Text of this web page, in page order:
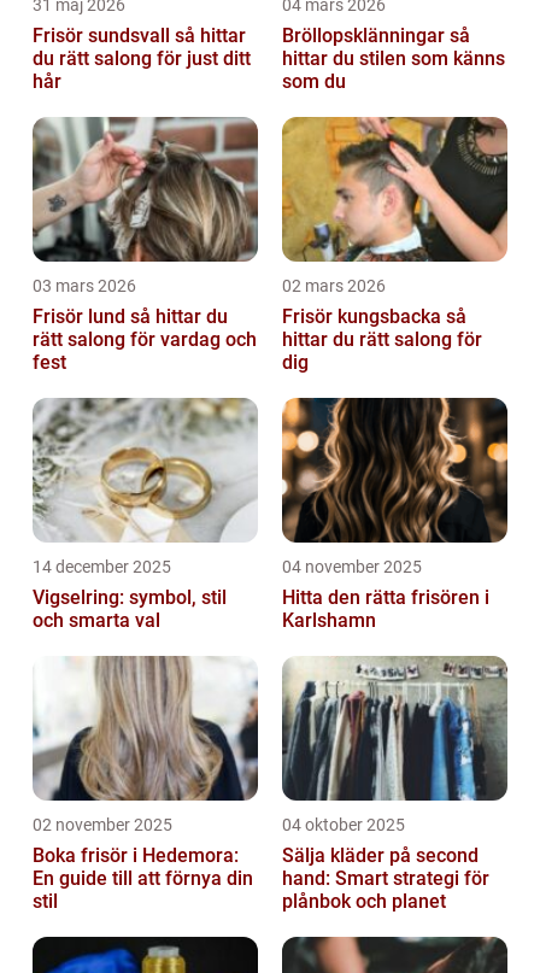
31 maj 2026
Frisör sundsvall så hittar
du rätt salong för just ditt
hår
04 mars 2026
Bröllopsklänningar så
hittar du stilen som känns
som du
03 mars 2026
Frisör lund så hittar du
rätt salong för vardag och
fest
02 mars 2026
Frisör kungsbacka så
hittar du rätt salong för
dig
14 december 2025
Vigselring: symbol, stil
och smarta val
04 november 2025
Hitta den rätta frisören i
Karlshamn
02 november 2025
Boka frisör i Hedemora:
En guide till att förnya din
stil
04 oktober 2025
Sälja kläder på second
hand: Smart strategi för
plånbok och planet